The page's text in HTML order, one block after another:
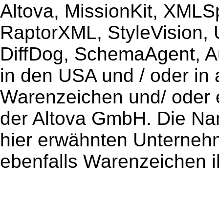
Altova, MissionKit,
RaptorXML, StyleVision,
DiffDog, SchemaAgent,
in den USA und / oder in
Warenzeichen und/
der Altova GmbH. Die
hier erwähnten
ebenfalls Warenzeichen